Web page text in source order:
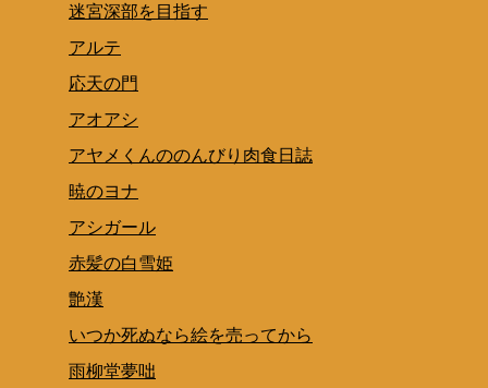
迷宮深部を目指す
アルテ
応天の門
アオアシ
アヤメくんののんびり肉食日誌
暁のヨナ
アシガール
赤髪の白雪姫
艶漢
いつか死ぬなら絵を売ってから
雨柳堂夢咄